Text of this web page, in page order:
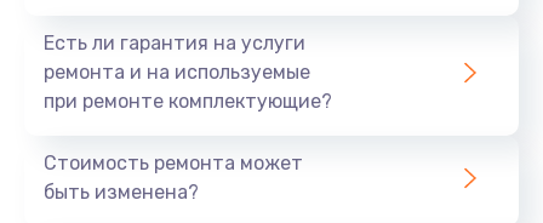
Есть ли гарантия на услуги
ремонта и на используемые
при ремонте комплектующие?
Стоимость ремонта может
быть изменена?